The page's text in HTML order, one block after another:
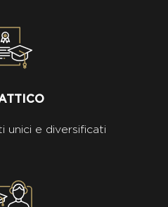
unici e diversificati